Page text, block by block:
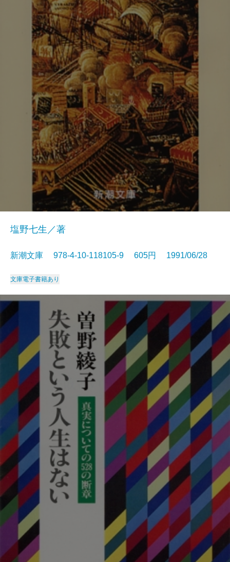
塩野七生／著
新潮文庫 978-4-10-118105-9 605円 1991/06/28
文庫電子書籍あり